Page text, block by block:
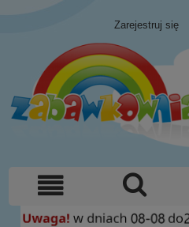
Zarejestruj się